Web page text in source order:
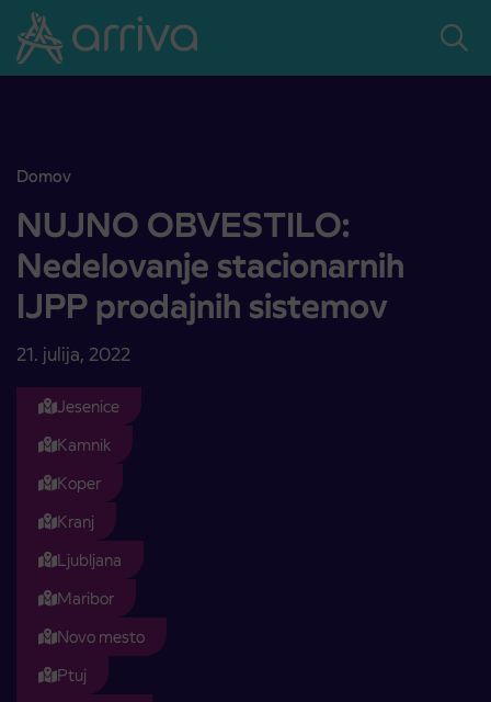
Skoči na vsebino
Domov
NUJNO OBVESTILO: Nedelovanje stacionarnih IJPP prodajnih
NUJNO OBVESTILO:
Nedelovanje stacionarnih
IJPP prodajnih sistemov
21. julija, 2022
Jesenice
Kamnik
Koper
Kranj
Ljubljana
Maribor
Novo mesto
Ptuj